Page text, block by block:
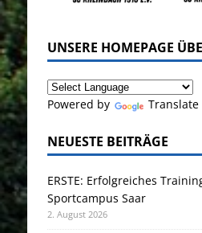
UNSERE HOMEPAGE
Powered by Translate
NEUESTE BEITRÄGE
ERSTE: Erfolgreiches
Sportcampus Saar
2. August 2026